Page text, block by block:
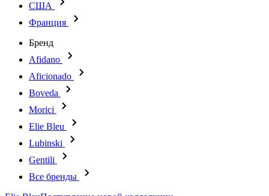
США
Франция
Бренд
Afidano
Aficionado
Boveda
Morici
Elie Bleu
Lubinski
Gentili
Все бренды